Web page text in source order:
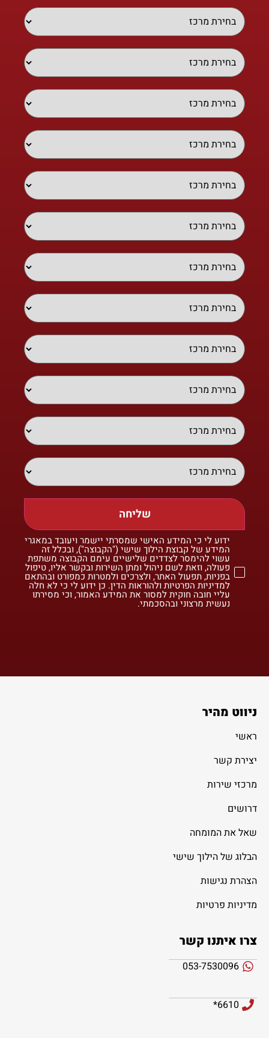
שליחה
ידוע לי כי המידע האישי שמסרתי יישמר ויעובד במאגרי
המידע של קבוצת הילוך שישי ("הקבוצה"), ובכלל זה
עשוי להימסר לצדדים שלישיים עימם הקבוצה משתפת
פעולה, וזאת לשם ניהול ומתן השירות ובקשר אליו, טיפול
בפניות, תפעול האתר, ולצרכים ולמטרות כמפורט ובהתאם
למדיניות הפרטיות ולהוראות הדין. כן ידוע לי כי לא חלה
עליי חובה חוקית למסור את המידע האמור, וכי מסירתו
נעשית מרצוני ובהסכמתי.
ניווט מהיר
ראשי
יצירת קשר
מרכזי שירות
דרושים
שאל את המומחה
הבלוג של הילוך שישי
הצהרת נגישות
מדיניות פרטיות
צרו איתנו קשר
053-7530096
6610*